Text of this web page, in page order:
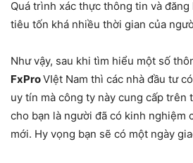
Quá trình xác thực thông tin và
tiêu tốn khá nhiều thời gian của
Như vậy, sau khi tìm hiểu một số
FxProVIệt Nam thì các nhà đầu tư
uy tín mà công ty này cung cấp trên
cho bạn là người đã có kinh nghiệm
mới. Hy vọng bạn sẽ có một ngày